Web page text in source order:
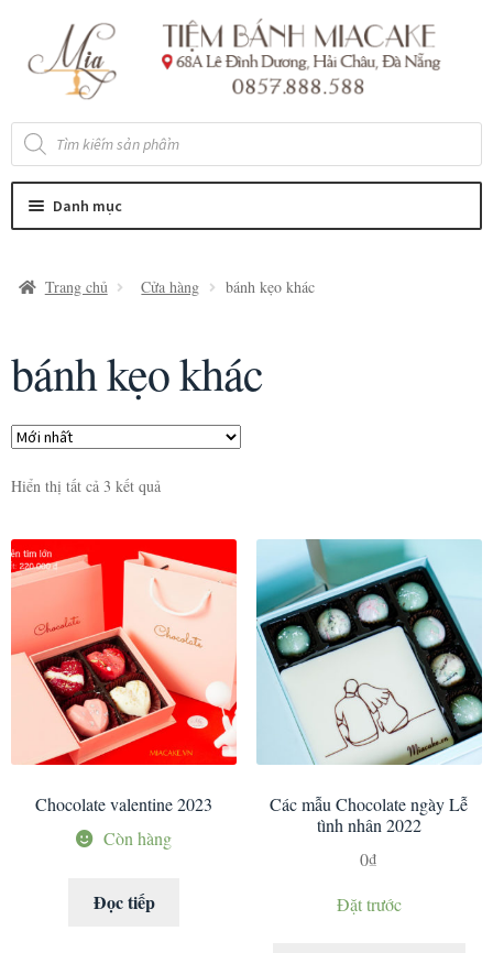
đến
Điều
đến
nội
Tìm
kiếm
sản
Danh mục
Trang chủ Cửa hàng bánh kẹo khác
bánh kẹo khác
Hiển thị tất cả 3 kết quả
Chocolate valentine 2023
Còn hàng
Đọc tiếp
Các mẫu Chocolate ngày Lễ
tình nhân 2022
0₫
Đặt trước